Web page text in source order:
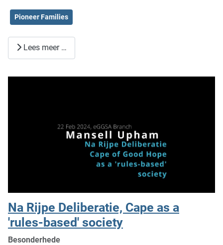
Pioneer Families
Lees meer …
Na Rijpe Deliberatie, Cape as a
'rules-based' society
Besonderhede